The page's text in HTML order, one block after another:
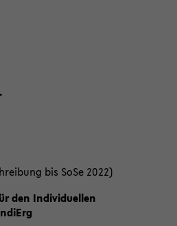
bis SoSe 2022)
den Individuellen